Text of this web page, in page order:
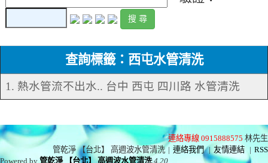
查詢標籤：西屯水管清洗
1. 熱水管流不出水.. 台中 西屯 四川路 水管清洗
連絡專線 0915888575 林先生
管乾淨 【台北】 高週波水管清洗 | 連絡我們 | 友情連結 | RSS
Powered by管乾淨 【台北】 高週波水管清洗 4.20